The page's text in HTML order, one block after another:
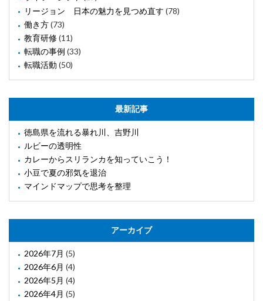
リージョン 日本の魅力を見つめ直す (78)
働き方(73)
教育研修(11)
転職の事例 (33)
転職活動 (50)
最新記事
徳島県を流れる暴れ川、吉野川
ルビーの透明性
カレーからスリランカを知っていこう！
小豆で夏の邪気を退治
マインドマップで思考を整理
アーカイブ
2026年7月 (5)
2026年6月 (4)
2026年5月 (4)
2026年4月 (5)